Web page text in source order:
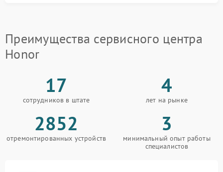
Преимущества сервисного центра
Honor
17
сотрудников в штате
4
лет на рынке
2852
отремонтированных устройств
3
минимальный опыт работы
специалистов